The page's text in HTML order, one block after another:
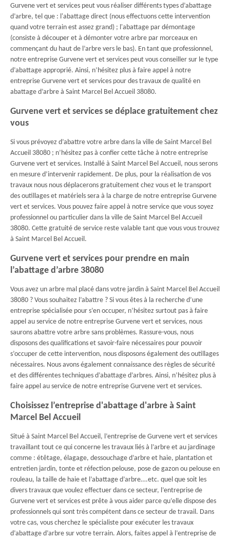
Gurvene vert et services peut vous réaliser différents types d’abattage
d’arbre, tel que : l'abattage direct (nous effectuons cette intervention
quand votre terrain est assez grand) ; l'abattage par démontage
(consiste à découper et à démonter votre arbre par morceaux en
commençant du haut de l’arbre vers le bas). En tant que professionnel,
notre entreprise Gurvene vert et services peut vous conseiller sur le type
d’abattage approprié. Ainsi, n’hésitez plus à faire appel à notre
entreprise Gurvene vert et services pour des travaux de qualité en
abattage d’arbre à Saint Marcel Bel Accueil 38080.
Gurvene vert et services se déplace gratuitement chez
vous
Si vous prévoyez d’abattre votre arbre dans la ville de Saint Marcel Bel
Accueil 38080 ; n’hésitez pas à confier cette tâche à notre entreprise
Gurvene vert et services. Installé à Saint Marcel Bel Accueil, nous serons
en mesure d’intervenir rapidement. De plus, pour la réalisation de vos
travaux nous nous déplacerons gratuitement chez vous et le transport
des outillages et matériels sera à la charge de notre entreprise Gurvene
vert et services. Vous pouvez faire appel à notre service que vous soyez
professionnel ou particulier dans la ville de Saint Marcel Bel Accueil
38080. Cette gratuité de service reste valable tant que vous vous trouvez
à Saint Marcel Bel Accueil.
Gurvene vert et services pour prendre en main
l’abattage d’arbre 38080
Vous avez un arbre mal placé dans votre jardin à Saint Marcel Bel Accueil
38080 ? Vous souhaitez l’abattre ? Si vous êtes à la recherche d’une
entreprise spécialisée pour s’en occuper, n’hésitez surtout pas à faire
appel au service de notre entreprise Gurvene vert et services, nous
saurons abattre votre arbre sans problèmes. Rassure-vous, nous
disposons des qualifications et savoir-faire nécessaires pour pouvoir
s’occuper de cette intervention, nous disposons également des outillages
nécessaires. Nous avons également connaissance des règles de sécurité
et des différentes techniques d’abattage d’arbres. Ainsi, n’hésitez plus à
faire appel au service de notre entreprise Gurvene vert et services.
Choisissez l’entreprise d'abattage d'arbre à Saint
Marcel Bel Accueil
Situé à Saint Marcel Bel Accueil, l’entreprise de Gurvene vert et services
travaillant tout ce qui concerne les travaux liés à l’arbre et au jardinage
comme : étêtage, élagage, dessouchage d’arbre et haie, plantation et
entretien jardin, tonte et réfection pelouse, pose de gazon ou pelouse en
rouleau, la taille de haie et l’abattage d’arbre….etc. quel que soit les
divers travaux que voulez effectuer dans ce secteur, l’entreprise de
Gurvene vert et services est prête à vous aider parce qu’elle dispose des
professionnels qui sont très compétent dans ce secteur de travail. Dans
votre cas, vous cherchez le spécialiste pour exécuter les travaux
d’abattage d’arbre sur votre terrain. Alors, faites appel à l’entreprise de